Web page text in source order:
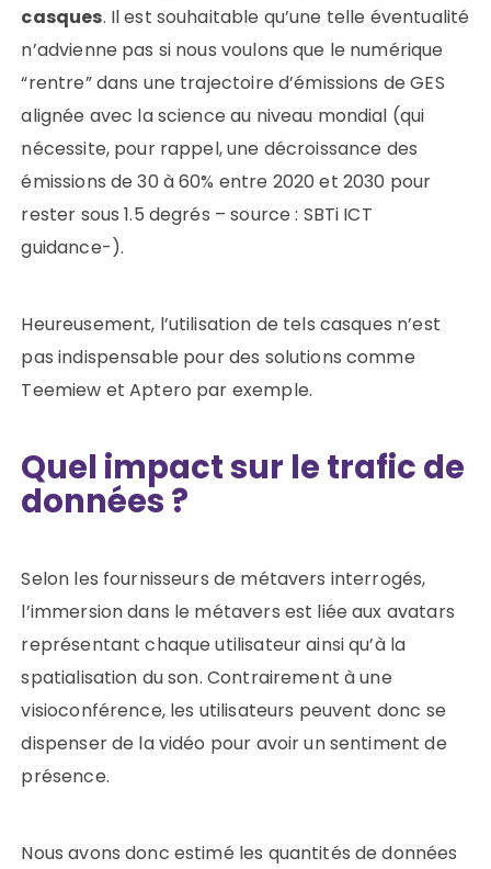
casques. Il est souhaitable qu’une telle éventualité
n’advienne pas si nous voulons que le numérique
“rentre” dans une trajectoire d’émissions de GES
alignée avec la science au niveau mondial (qui
nécessite, pour rappel, une décroissance des
émissions de 30 à 60% entre 2020 et 2030 pour
rester sous 1.5 degrés – source : SBTi ICT
guidance-).
Heureusement, l’utilisation de tels casques n’est
pas indispensable pour des solutions comme
Teemiew et Aptero par exemple.
Quel impact sur le trafic de
données ?
Selon les fournisseurs de métavers interrogés,
l’immersion dans le métavers est liée aux avatars
représentant chaque utilisateur ainsi qu’à la
spatialisation du son. Contrairement à une
visioconférence, les utilisateurs peuvent donc se
dispenser de la vidéo pour avoir un sentiment de
présence.
Nous avons donc estimé les quantités de données